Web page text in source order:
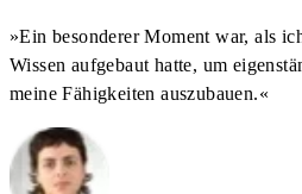
»Ein besonderer Moment war, als
Wissen aufgebaut hatte, um
meine Fähigkeiten auszubauen.«